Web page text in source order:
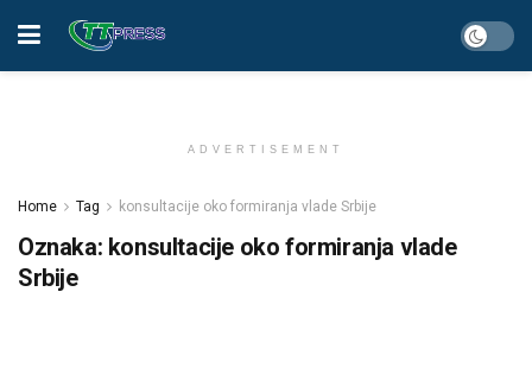
ADVERTISEMENT
Home Tag konsultacije oko formiranja vlade Srbije
Oznaka: konsultacije oko formiranja vlade
Srbije